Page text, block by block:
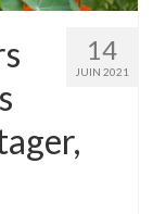
14
JUIN 2021